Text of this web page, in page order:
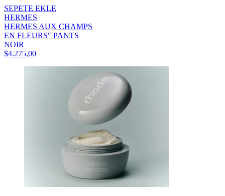
SEPETE EKLE
HERMES
HERMES AUX CHAMPS
EN FLEURS" PANTS
NOIR
$4.275,00